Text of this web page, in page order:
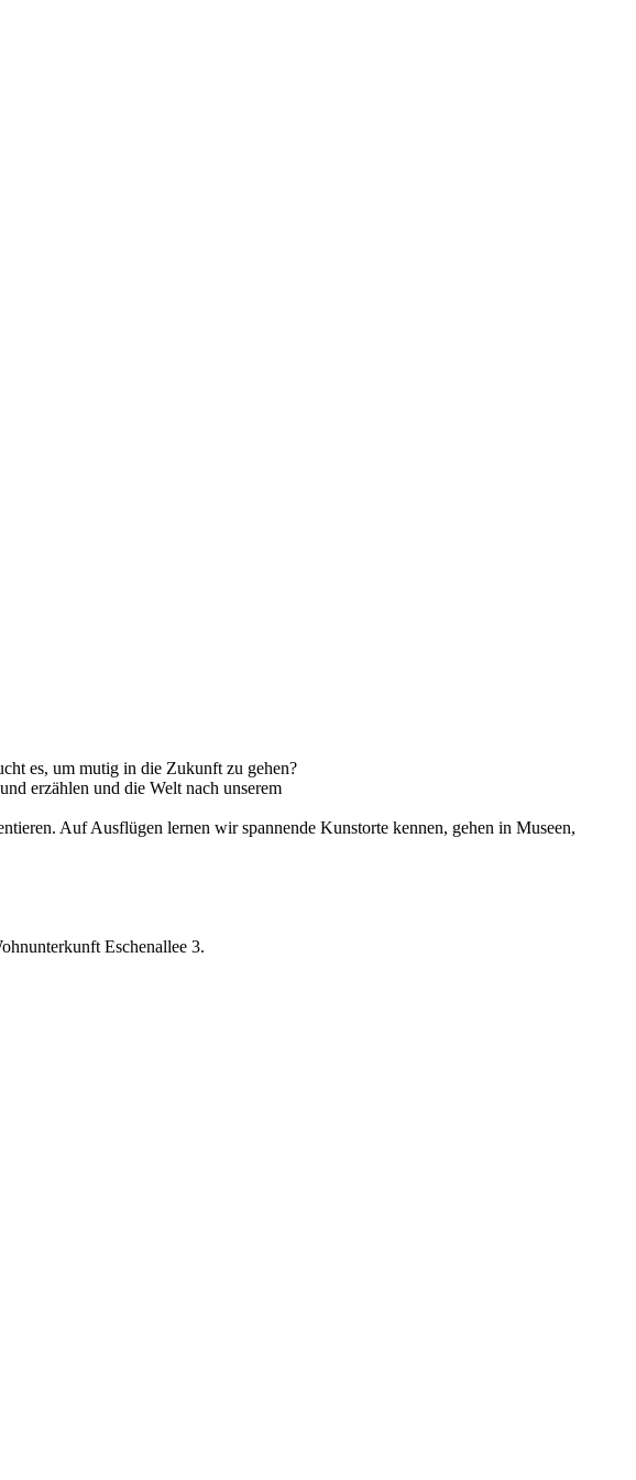
es, um mutig in die Zukunft zu gehen?
erzählen und die Welt nach unserem
Auf Ausflügen lernen wir spannende Kunstorte kennen, gehen in Museen,
Eschenallee 3.